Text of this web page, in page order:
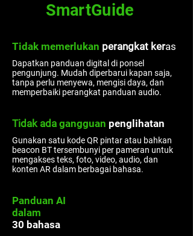
SmartGuide
Tidak memerlukan perangkat keras
Dapatkan panduan digital di ponsel
pengunjung. Mudah diperbarui kapan saja,
tanpa perlu menyewa, mengisi daya, dan
memperbaiki perangkat panduan audio.
Tidak ada gangguan penglihatan
Gunakan satu kode QR pintar atau bahkan
beacon BT tersembunyi per pameran untuk
mengakses teks, foto, video, audio, dan
konten AR dalam berbagai bahasa.
Panduan AI
dalam
30 bahasa